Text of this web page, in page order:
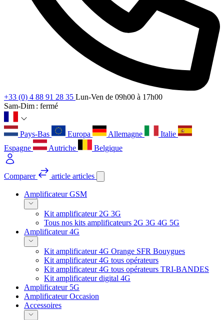
+33 (0) 4 88 91 28 35 Lun-Ven de 09h00 à 17h00
Sam-Dim : fermé
Pays-Bas Europa Allemagne
Italie
Espagne
Autriche Belgique
Comparer article articles
Amplificateur GSM
Kit amplificateur 2G 3G
Tous nos kits amplificateurs 2G 3G 4G 5G
Amplificateur 4G
Kit amplificateur 4G Orange SFR Bouygues
Kit amplificateur 4G tous opérateurs
Kit amplificateur 4G tous opérateurs TRI-BANDES
Kit amplificateur digital 4G
Amplificateur 5G
Amplificateur Occasion
Accessoires